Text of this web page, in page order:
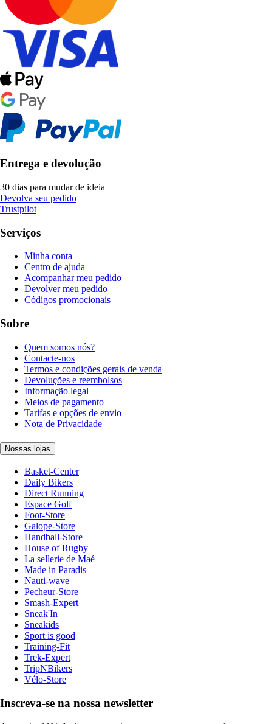
Entrega e devolução
30 dias para mudar de ideia
Devolva seu pedido
Trustpilot
Serviços
Minha conta
Centro de ajuda
Acompanhar meu pedido
Devolver meu pedido
Códigos promocionais
Sobre
Quem somos nós?
Contacte-nos
Termos e condições gerais de venda
Devoluções e reembolsos
Informação legal
Meios de pagamento
Tarifas e opções de envio
Nota de Privacidade
Nossas lojas
Basket-Center
Daily Bikers
Direct Running
Espace Golf
Foot-Store
Galope-Store
Handball-Store
House of Rugby
La sellerie de Maé
Made in Paradis
Nauti-wave
Pecheur-Store
Smash-Expert
Sneak'In
Sneakids
Sport is good
Training-Fit
Trek-Expert
TripNBikers
Vélo-Store
Inscreva-se na nossa newsletter